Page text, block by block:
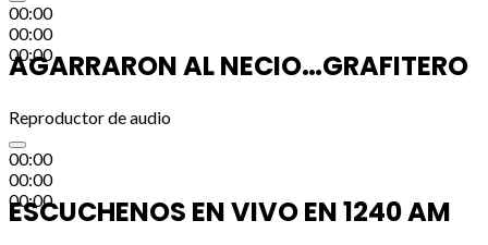
00:00
00:00
00:00
AGARRARON AL NECIO…GRAFITERO
Reproductor de audio
00:00
00:00
00:00
ESCUCHENOS EN VIVO EN 1240 AM